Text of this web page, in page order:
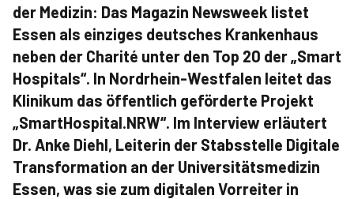
der Medizin: Das Magazin Newsweek listet
Essen als einziges deutsches Krankenhaus
neben der Charité unter den Top 20 der „Smart
Hospitals“. In Nordrhein-Westfalen leitet das
Klinikum das öffentlich geförderte Projekt
„SmartHospital.NRW“. Im Interview erläutert
Dr. Anke Diehl, Leiterin der Stabsstelle Digitale
Transformation an der Universitätsmedizin
Essen, was sie zum digitalen Vorreiter in